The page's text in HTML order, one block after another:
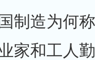
造为何称
家和工人